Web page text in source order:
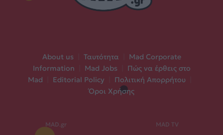
About us Ταυτότητα
Mad Corporate
Information
Mad Jobs
Πώς να έρθεις στο
Mad
Editorial Policy Πολιτική Απορρήτου
Όροι Χρήσης
MAD.gr MAD TV